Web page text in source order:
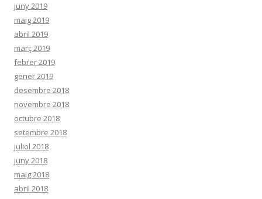
juny 2019
maig 2019
abril 2019
març 2019
febrer 2019
gener 2019
desembre 2018
novembre 2018
octubre 2018
setembre 2018
juliol 2018
juny 2018
maig 2018
abril 2018